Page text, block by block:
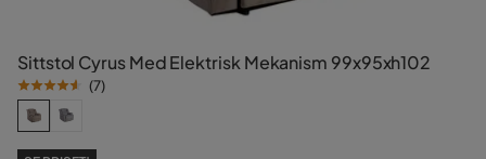
Sittstol Cyrus Med Elektrisk Mekanism 99x95xh102
(7)